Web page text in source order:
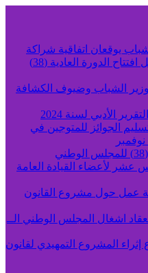
يوقعان اتفاقية شراكة
وزير الشباب يشرف على حفل افتتاح الدورة العادية (38)
وزير الشباب وضيوف الكشافة
الأدبي لسنة 2024
الجوائز للمتوجين في
عشر لأعضاء القيادة العامة
عمل حول مشروع القانون
اشغال المجلس الوطني الــ
إثراء المشروع التمهيدي لقانون